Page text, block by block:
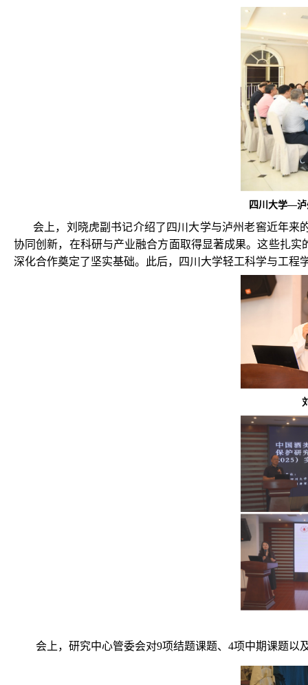
四川大学—泸
会上，刘晓虎副书记介绍了四川大学与泸州老窖近年来
协同创新，在科研与产业融合方面取得显著成果。这些扎
深化合作奠定了坚实基础。此后，四川大学轻工科学与工
会上，研究中心管委会对9项结题课题、4项中期课题以